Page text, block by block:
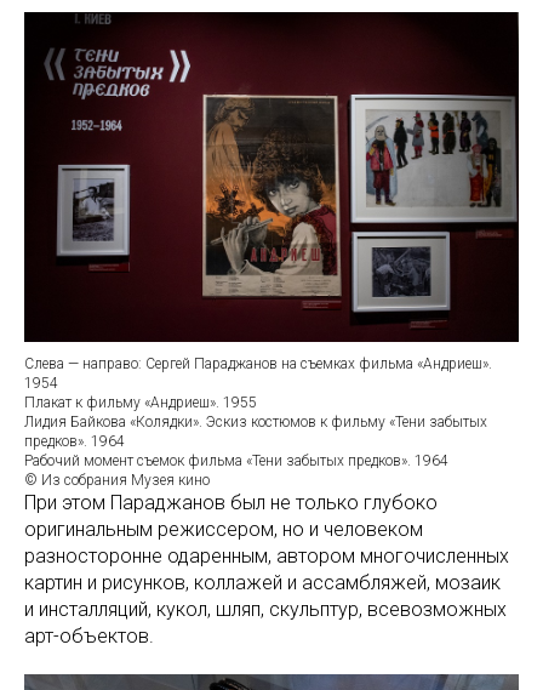
Слева — направо: Сергей Параджанов на съемках фильма «Андриеш».
1954
Плакат к фильму «Андриеш». 1955
Лидия Байкова «Колядки». Эскиз костюмов к фильму «Тени забытых
предков». 1964
Рабочий момент съемок фильма «Тени забытых предков». 1964
© Из собрания Музея кино
При этом Параджанов был не только глубоко
оригинальным режиссером, но и человеком
разносторонне одаренным, автором многочисленных
картин и рисунков, коллажей и ассамбляжей, мозаик
и инсталляций, кукол, шляп, скульптур, всевозможных
арт-объектов.